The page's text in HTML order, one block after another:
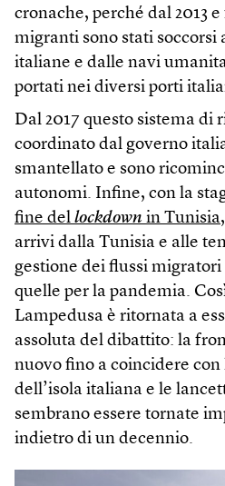
cronache, perché dal 2013
migranti sono stati soccorsi
italiane e dalle navi
portati nei diversi porti
Dal 2017 questo sistema di
coordinato dal governo
smantellato e sono
autonomi. Infine, con la
fine del lockdown in Tunisia
arrivi dalla Tunisia e alle
gestione dei flussi migratori
quelle per la pandemia.
Lampedusa è ritornata a
assoluta del dibattito: la
nuovo fino a coincidere
dell’isola italiana e le
sembrano essere tornate
indietro di un decennio.